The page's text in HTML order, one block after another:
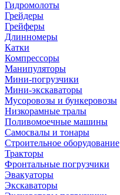
Гидромолоты
Грейдеры
Грейферы
Длинномеры
Катки
Компрессоры
Манипуляторы
Мини-погрузчики
Мини-экскаваторы
Мусоровозы и бункеровозы
Низкорамные тралы
Поливомоечные машины
Самосвалы и тонары
Строительное оборудование
Тракторы
Фронтальные погрузчики
Эвакуаторы
Экскаваторы